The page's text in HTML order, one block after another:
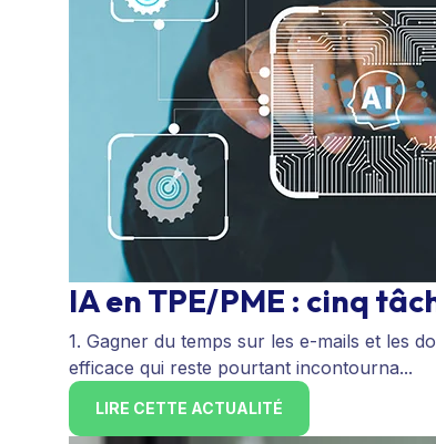
IA en TPE/PME : cinq
1. Gagner du temps sur les e-mails et les
efficace qui reste pourtant incontourna...
LIRE CETTE ACTUALITÉ